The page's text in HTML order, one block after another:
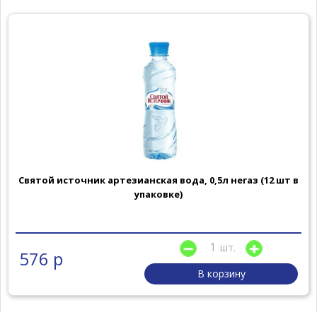
Святой источник артезианская вода, 0,5л негаз (12 шт в
упаковке)
576 р
шт.
В корзину